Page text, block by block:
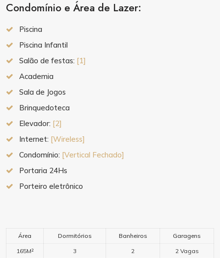
Condomínio e Área de Lazer:
Piscina
Piscina Infantil
Salão de festas: [1]
Academia
Sala de Jogos
Brinquedoteca
Elevador: [2]
Internet: [Wireless]
Condomínio: [Vertical Fechado]
Portaria 24Hs
Porteiro eletrônico
Área Dormitórios Banheiros Garagens
165M² 3 2 2 Vagas